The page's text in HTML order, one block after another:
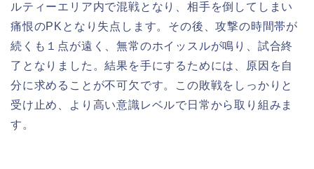
ルティーエリア内で混戦となり、相手を倒してしまい
痛恨のPKとなり失点します。その後、攻撃の時間帯が
続くも１点が遠く、無常のホイッスルが鳴り、試合終
了となりました。結果を手にするためには、原因を自
分に求めることが不可欠です。この敗戦をしっかりと
受け止め、より高い意識レベルで日常から取り組みま
す。